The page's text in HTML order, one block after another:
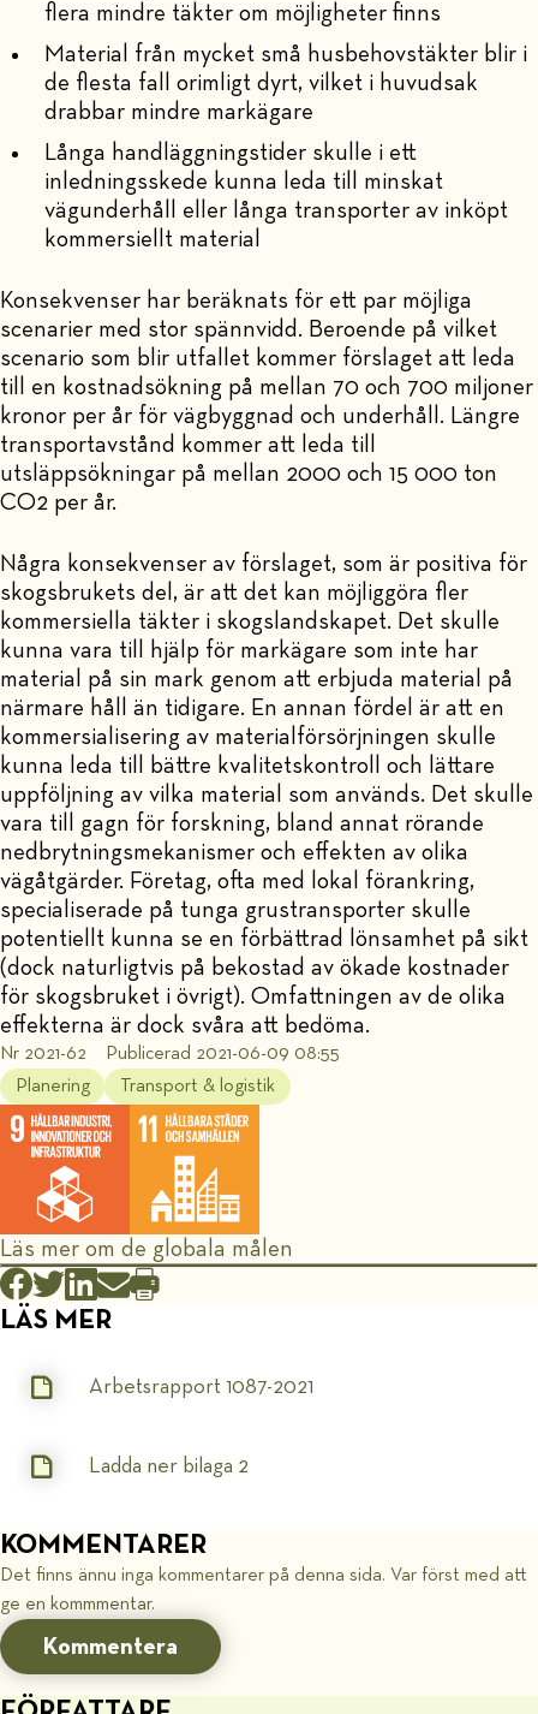
flera mindre täkter om möjligheter finns
Material från mycket små husbehovstäkter blir i
de flesta fall orimligt dyrt, vilket i huvudsak
drabbar mindre markägare
Långa handläggningstider skulle i ett
inledningsskede kunna leda till minskat
vägunderhåll eller långa transporter av inköpt
kommersiellt material
Konsekvenser har beräknats för ett par möjliga
scenarier med stor spännvidd. Beroende på vilket
scenario som blir utfallet kommer förslaget att leda
till en kostnadsökning på mellan 70 och 700 miljoner
kronor per år för vägbyggnad och underhåll. Längre
transportavstånd kommer att leda till
utsläppsökningar på mellan 2000 och 15 000 ton
CO2 per år.
Några konsekvenser av förslaget, som är positiva för
skogsbrukets del, är att det kan möjliggöra fler
kommersiella täkter i skogslandskapet. Det skulle
kunna vara till hjälp för markägare som inte har
material på sin mark genom att erbjuda material på
närmare håll än tidigare. En annan fördel är att en
kommersialisering av materialförsörjningen skulle
kunna leda till bättre kvalitetskontroll och lättare
uppföljning av vilka material som används. Det skulle
vara till gagn för forskning, bland annat rörande
nedbrytningsmekanismer och effekten av olika
vägåtgärder. Företag, ofta med lokal förankring,
specialiserade på tunga grustransporter skulle
potentiellt kunna se en förbättrad lönsamhet på sikt
(dock naturligtvis på bekostad av ökade kostnader
för skogsbruket i övrigt). Omfattningen av de olika
effekterna är dock svåra att bedöma.
Nr 2021-62
Publicerad 2021-06-09 08:55
Planering
Transport & logistik
Läs mer om de globala målen
LÄS MER
Arbetsrapport 1087-2021
Ladda ner bilaga 2
KOMMENTARER
Det finns ännu inga kommentarer på denna sida. Var först med att
ge en kommmentar.
Kommentera